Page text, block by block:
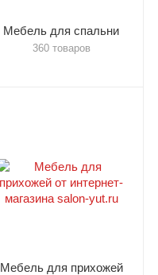
Мебель для спальни
360 товаров
Мебель для прихожей